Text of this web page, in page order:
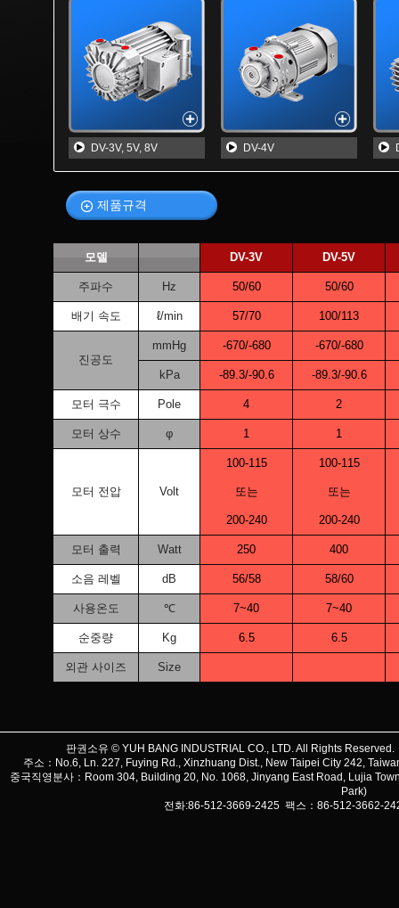
DV-3V, 5V, 8V DV-4V
제품규격
모델 DV-3V DV-5V
주파수 Hz 50/60 50/60
배기 속도 ℓ/min 57/70 100/113
진공도
mmHg -670/-680 -670/-680
kPa -89.3/-90.6 -89.3/-90.6
모터 극수 Pole 4 2
모터 상수 φ 1 1
모터 전압 Volt
100-115
또는
200-240
100-115
또는
200-240
모터 출력 Watt 250 400
소음 레벨 dB 56/58 58/60
사용온도 ℃ 7~40 7~40
순중량 Kg 6.5 6.5
외관 사이즈 Size
판권소유 © YUH BANG INDUSTRIAL CO., LTD. All Rights
주소：No.6, Ln. 227, Fuying Rd., Xinzhuang Dist., New Taipei City 242,
중국직영분사：Room 304, Building 20, No. 1068, Jinyang East Road, Lujia
Park)
전화:86-512-3669-2425 팩스：86-512-3662-